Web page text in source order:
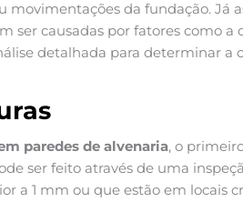
movimentações da fundação. Já
ser causadas por fatores como a
detalhada para determinar a
paredes de alvenaria, o
ser feito através de uma
a 1 mm ou que estão em locais